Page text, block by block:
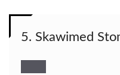
5. Skawimed